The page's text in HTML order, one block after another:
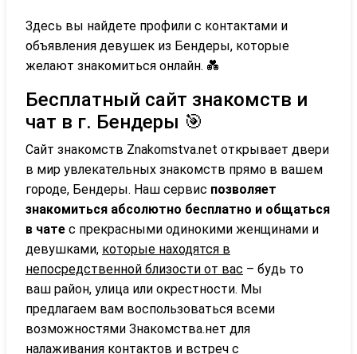
Здесь вы найдете профили с контактами и
объявления девушек из Бендеры, которые
желают знакомиться онлайн. 💑
Бесплатный сайт знакомств и
чат в г. Бендеры 🎯
Сайт знакомств Znakomstva.net открывает двери
в мир увлекательных знакомств прямо в вашем
городе, Бендеры. Наш сервис позволяет
знакомиться абсолютно бесплатно и общаться
в чате с прекрасными одинокими женщинами и
девушками, которые находятся в
непосредственной близости от вас – будь то
ваш район, улица или окрестности. Мы
предлагаем вам воспользоваться всеми
возможностями Знакомства.нет для
налаживания контактов и встреч с